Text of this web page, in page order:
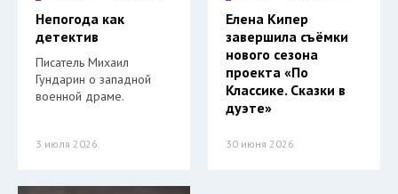
Непогода как
детектив
Писатель Михаил
Гундарин о западной
военной драме.
3 июля 2026
Елена Кипер
завершила съёмки
нового сезона
проекта «По
Классике. Сказки в
дуэте»
30 июня 2026